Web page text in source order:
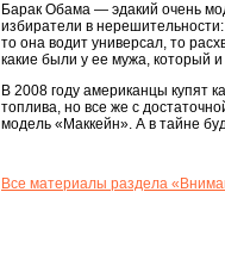
Барак Обама — эдакий очень
избиратели в
то она водит универсал, то
какие были у ее мужа, который
В 2008 году американцы купят
топлива, но все же с
модель «Маккейн». А в тайне
Все материалы раздела